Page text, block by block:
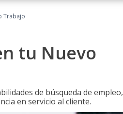
Trabajo
tu Nuevo
de búsqueda de empleo,
en servicio al cliente.